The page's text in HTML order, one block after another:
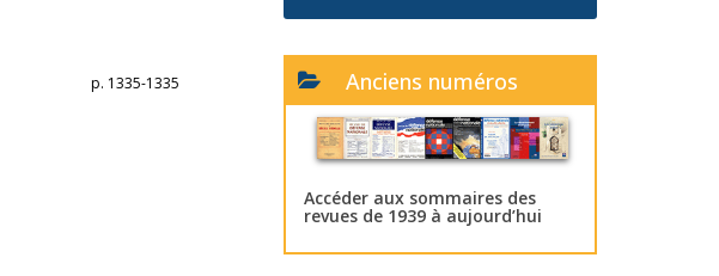
p. 1335-1335 Anciens numéros
Accéder aux sommaires des
revues de 1939 à aujourd’hui